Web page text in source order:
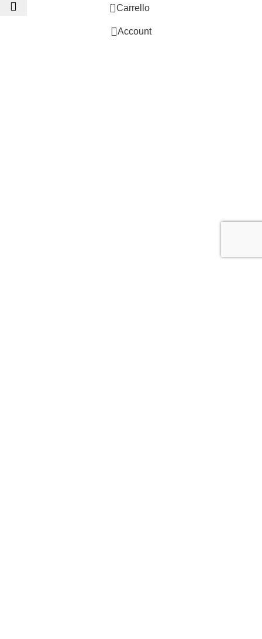
0 Carrello
Account